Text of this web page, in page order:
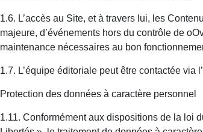
1.6. L’accès au Site, et à travers lui, les
majeure, d’événements hors du contrôle de
maintenance nécessaires au bon
1.7. L’équipe éditoriale peut être contactée via
Protection des données à caractère personnel
1.11. Conformément aux dispositions de la loi